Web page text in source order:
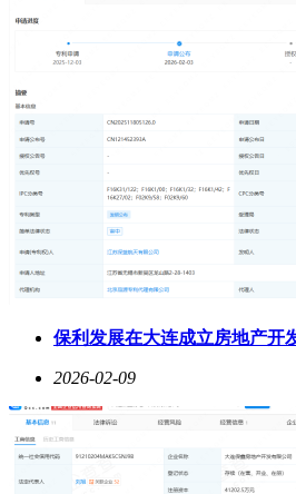
保利发展在大连成立房地产开
2026-02-09